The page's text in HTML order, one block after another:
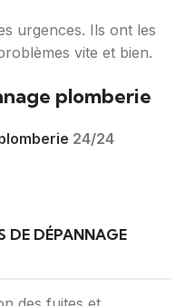
urgences. Ils ont les
vite et bien.
plomberie
24/24
DE DÉPANNAGE